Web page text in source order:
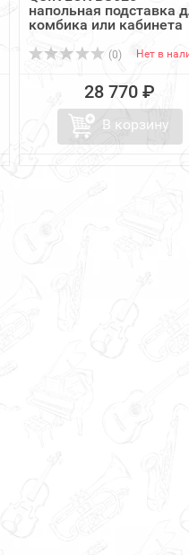
напольная подставка
комбика или кабинета
(0) Нет в
28 770 ₽
В корзину